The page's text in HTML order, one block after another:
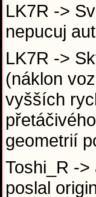
LK7R ->
nepucuj
LK7R ->
(náklon
vyšších
geometrií
Toshi_R -
poslal